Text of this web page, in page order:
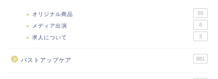
オリジナル商品 65
メディア出演 8
求人について 3
バストアップケア 881